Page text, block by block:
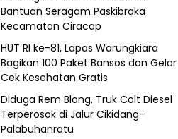
Bantuan Seragam Paskibraka
Kecamatan Ciracap
HUT RI ke-81, Lapas Warungkiara
Bagikan 100 Paket Bansos dan Gelar
Cek Kesehatan Gratis
Diduga Rem Blong, Truk Colt Diesel
Terperosok di Jalur Cikidang–
Palabuhanratu